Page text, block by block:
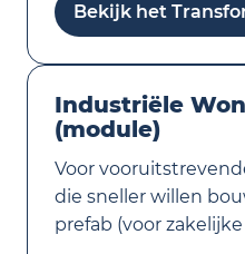
Bekijk het
Industriële
(module)
Voor
die sneller willen
prefab (voor